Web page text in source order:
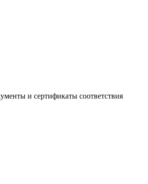
и сертификаты соответствия